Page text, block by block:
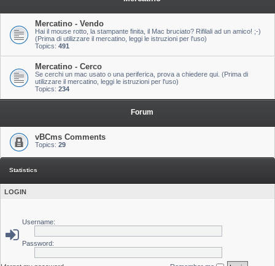
Mercatino - Vendo
Hai il mouse rotto, la stampante finita, il Mac bruciato? Rifilali ad un amico! ;-)
(Prima di utilizzare il mercatino, leggi le istruzioni per l'uso)
Topics: 491
Mercatino - Cerco
Se cerchi un mac usato o una periferica, prova a chiedere qui. (Prima di
utilizzare il mercatino, leggi le istruzioni per l'uso)
Topics: 234
Forum
vBCms Comments
Topics: 29
Statistics
LOGIN
Username:
Password: